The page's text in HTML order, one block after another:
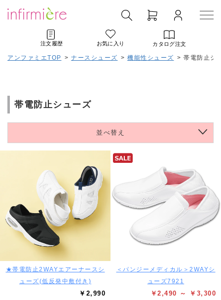
注文履歴 お気に入り カタログ注文
アンファミエTOP > ナースシューズ > 機能性シューズ > 帯電防止シ
帯電防止シューズ
並べ替え
★帯電防止2WAYエアーナースシ
ューズ(低反発中敷付き)
￥2,990
＜パンジーメディカル＞2WAYシ
ューズ7921
￥2,490 ～ ￥3,300